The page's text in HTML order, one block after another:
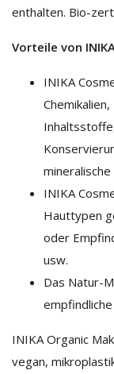
enthalten. Bio-
Vorteile von
INIKA
INIKA
Hauttypen
oder
usw.
Das Natur-
INIKA Organic
vegan,